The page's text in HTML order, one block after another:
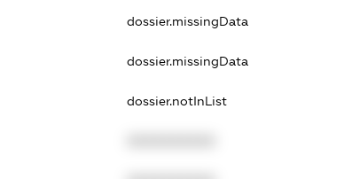
dossier.missingData
dossier.missingData
dossier.notInList